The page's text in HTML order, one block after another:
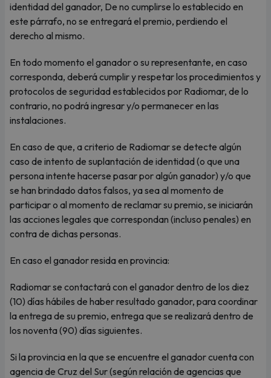
identidad del ganador, De no cumplirse lo establecido en
este párrafo, no se entregará el premio, perdiendo el
derecho al mismo.
En todo momento el ganador o su representante, en caso
corresponda, deberá cumplir y respetar los procedimientos y
protocolos de seguridad establecidos por Radiomar, de lo
contrario, no podrá ingresar y/o permanecer en las
instalaciones.
En caso de que, a criterio de Radiomar se detecte algún
caso de intento de suplantación de identidad (o que una
persona intente hacerse pasar por algún ganador) y/o que
se han brindado datos falsos, ya sea al momento de
participar o al momento de reclamar su premio, se iniciarán
las acciones legales que correspondan (incluso penales) en
contra de dichas personas.
En caso el ganador resida en provincia:
Radiomar se contactará con el ganador dentro de los diez
(10) días hábiles de haber resultado ganador, para coordinar
la entrega de su premio, entrega que se realizará dentro de
los noventa (90) días siguientes.
Si la provincia en la que se encuentre el ganador cuenta con
agencia de Cruz del Sur (según relación de agencias que